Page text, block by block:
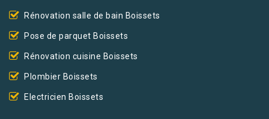
Rénovation salle de bain Boissets
Pose de parquet Boissets
Rénovation cuisine Boissets
Plombier Boissets
Electricien Boissets